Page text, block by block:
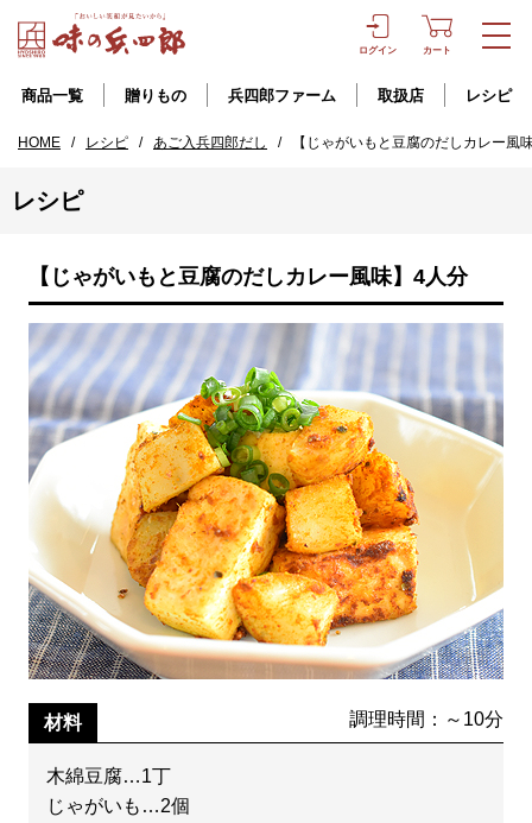
ログイン カート
商品一覧 贈りもの 兵四郎ファーム 取扱店 レシピ
HOME / レシピ / あご入兵四郎だし / 【じゃがいもと豆腐のだしカレー風
レシピ
【じゃがいもと豆腐のだしカレー風味】4人分
材料 調理時間：～10分
木綿豆腐…1丁
じゃがいも…2個